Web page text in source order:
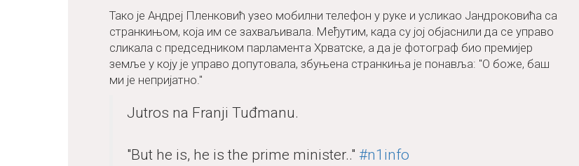
Тако је Андреј Пленковић узео мобилни телефон у руке и усликао Јандроковића са
странкињом, која им се захваљивала. Међутим, када су јој објаснили да се управо
сликала с председником парламента Хрватске, а да је фотограф био премијер
земље у коју је управо допутовала, збуњена странкиња је понавља: "О боже, баш
ми је непријатно."
Jutros na Franji Tuđmanu.
"But he is, he is the prime minister.." #n1info